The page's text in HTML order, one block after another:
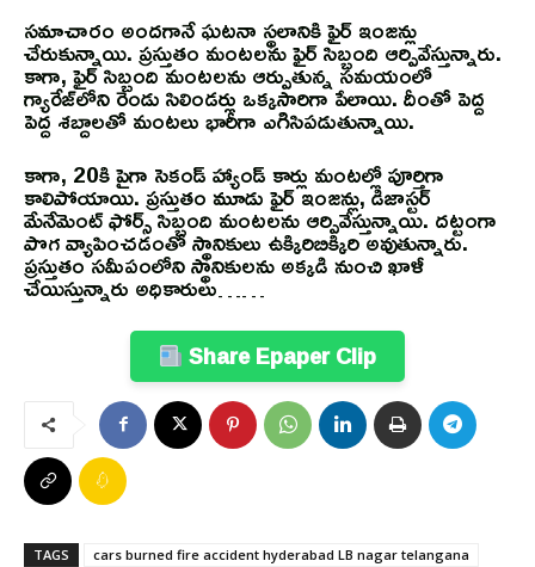
సమాచారం అందగానే ఘటనా స్థలానికి ఫైర్ ఇంజన్లు
చేరుకున్నాయి. ప్రస్తుతం మంటలను ఫైర్ సిబ్బంది ఆర్పివేస్తున్నారు.
కాగా, ఫైర్ సిబ్బంది మంటలను ఆర్పుతున్న సమయంలో
గ్యారేజ్‌లోని రెండు సిలిండర్లు ఒక్కసారిగా పేలాయి. దీంతో పెద్ద
పెద్ద శబ్దాలతో మంటలు భారీగా ఎగిసిపడుతున్నాయి.
కాగా, 20కి పైగా సెకండ్ హ్యాండ్ కార్లు మంటల్లో పూర్తిగా
కాలిపోయాయి. ప్రస్తుతం మూడు ఫైర్ ఇంజన్లు, డిజాస్టర్
మేనేమెంట్ ఫోర్స్ సిబ్బంది మంటలను ఆర్పివేస్తున్నాయి. దట్టంగా
పొగ వ్యాపించడంతో స్థానికులు ఉక్కిరిబిక్కిరి అవుతున్నారు.
ప్రస్తుతం సమీపంలోని స్థానికులను అక్కడి నుంచి ఖాళీ
చేయిస్తున్నారు అధికారులు……
Share Epaper Clip
TAGS cars burned fire accident hyderabad LB nagar telangana